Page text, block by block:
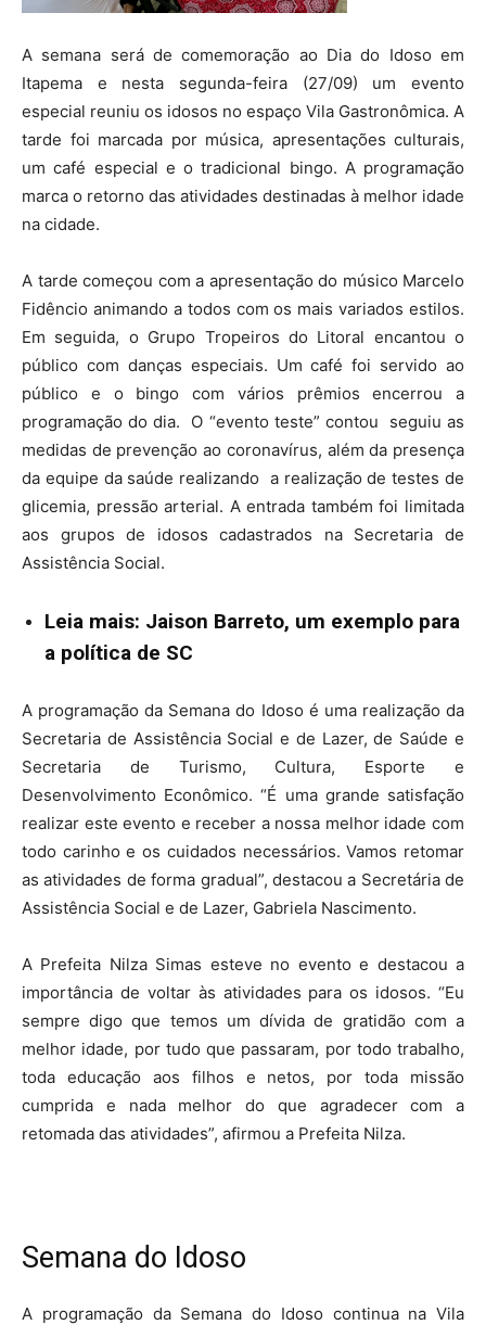
A semana será de comemoração ao Dia do Idoso em
Itapema e nesta segunda-feira (27/09) um evento
especial reuniu os idosos no espaço Vila Gastronômica. A
tarde foi marcada por música, apresentações culturais,
um café especial e o tradicional bingo. A programação
marca o retorno das atividades destinadas à melhor idade
na cidade.
A tarde começou com a apresentação do músico Marcelo
Fidêncio animando a todos com os mais variados estilos.
Em seguida, o Grupo Tropeiros do Litoral encantou o
público com danças especiais. Um café foi servido ao
público e o bingo com vários prêmios encerrou a
programação do dia. O “evento teste” contou seguiu as
medidas de prevenção ao coronavírus, além da presença
da equipe da saúde realizando a realização de testes de
glicemia, pressão arterial. A entrada também foi limitada
aos grupos de idosos cadastrados na Secretaria de
Assistência Social.
Leia mais: Jaison Barreto, um exemplo para
a política de SC
A programação da Semana do Idoso é uma realização da
Secretaria de Assistência Social e de Lazer, de Saúde e
Secretaria de Turismo, Cultura, Esporte e
Desenvolvimento Econômico. “É uma grande satisfação
realizar este evento e receber a nossa melhor idade com
todo carinho e os cuidados necessários. Vamos retomar
as atividades de forma gradual”, destacou a Secretária de
Assistência Social e de Lazer, Gabriela Nascimento.
A Prefeita Nilza Simas esteve no evento e destacou a
importância de voltar às atividades para os idosos. “Eu
sempre digo que temos um dívida de gratidão com a
melhor idade, por tudo que passaram, por todo trabalho,
toda educação aos filhos e netos, por toda missão
cumprida e nada melhor do que agradecer com a
retomada das atividades”, afirmou a Prefeita Nilza.
Semana do Idoso
A programação da Semana do Idoso continua na Vila